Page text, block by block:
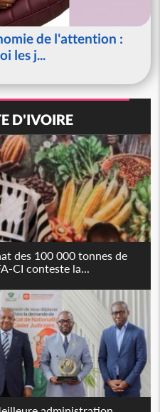
de l'attention :
les j...
D'IVOIRE
des 100 000 tonnes de
CI conteste la...